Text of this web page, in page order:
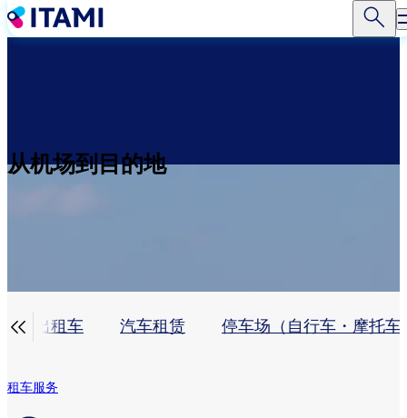
跳
转
从机场到目的地
出租车 汽车租赁 停车场（自行车・摩托车

租车服务